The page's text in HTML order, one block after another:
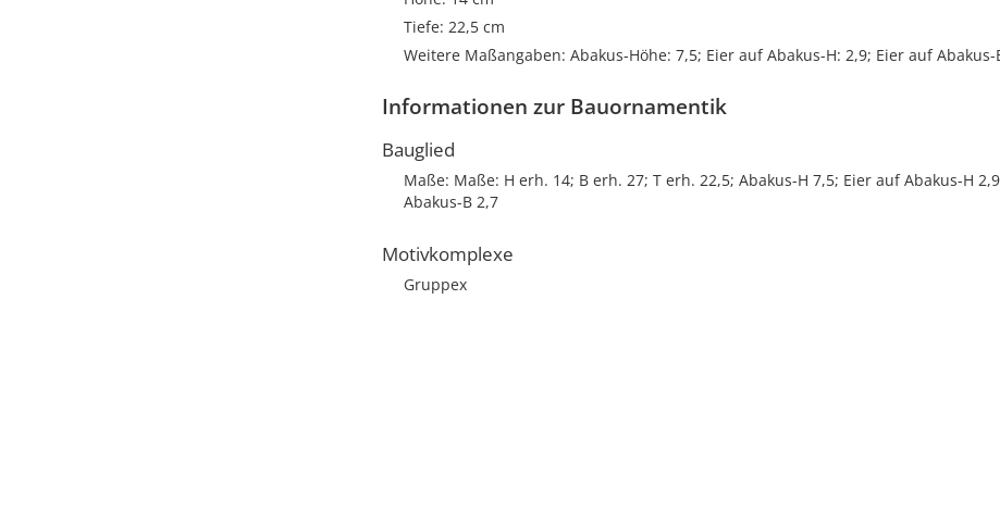
Tiefe: 22,5 cm
Weitere Maßangaben: Abakus-Höhe: 7,5; Eier auf Abakus-H: 2,9; Eier auf Abakus-
Informationen zur Bauornamentik
Bauglied
Maße: Maße: H erh. 14; B erh. 27; T erh. 22,5; Abakus-H 7,5; Eier auf Abakus-H
Abakus-B 2,7
Motivkomplexe
Gruppex